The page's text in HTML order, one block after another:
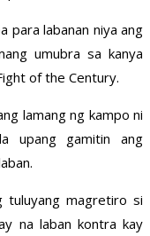
para labanan niya ang
umubra sa kanya
of the Century.
lamang ng kampo ni
upang gamitin ang
tuluyang magretiro si
na laban kontra kay